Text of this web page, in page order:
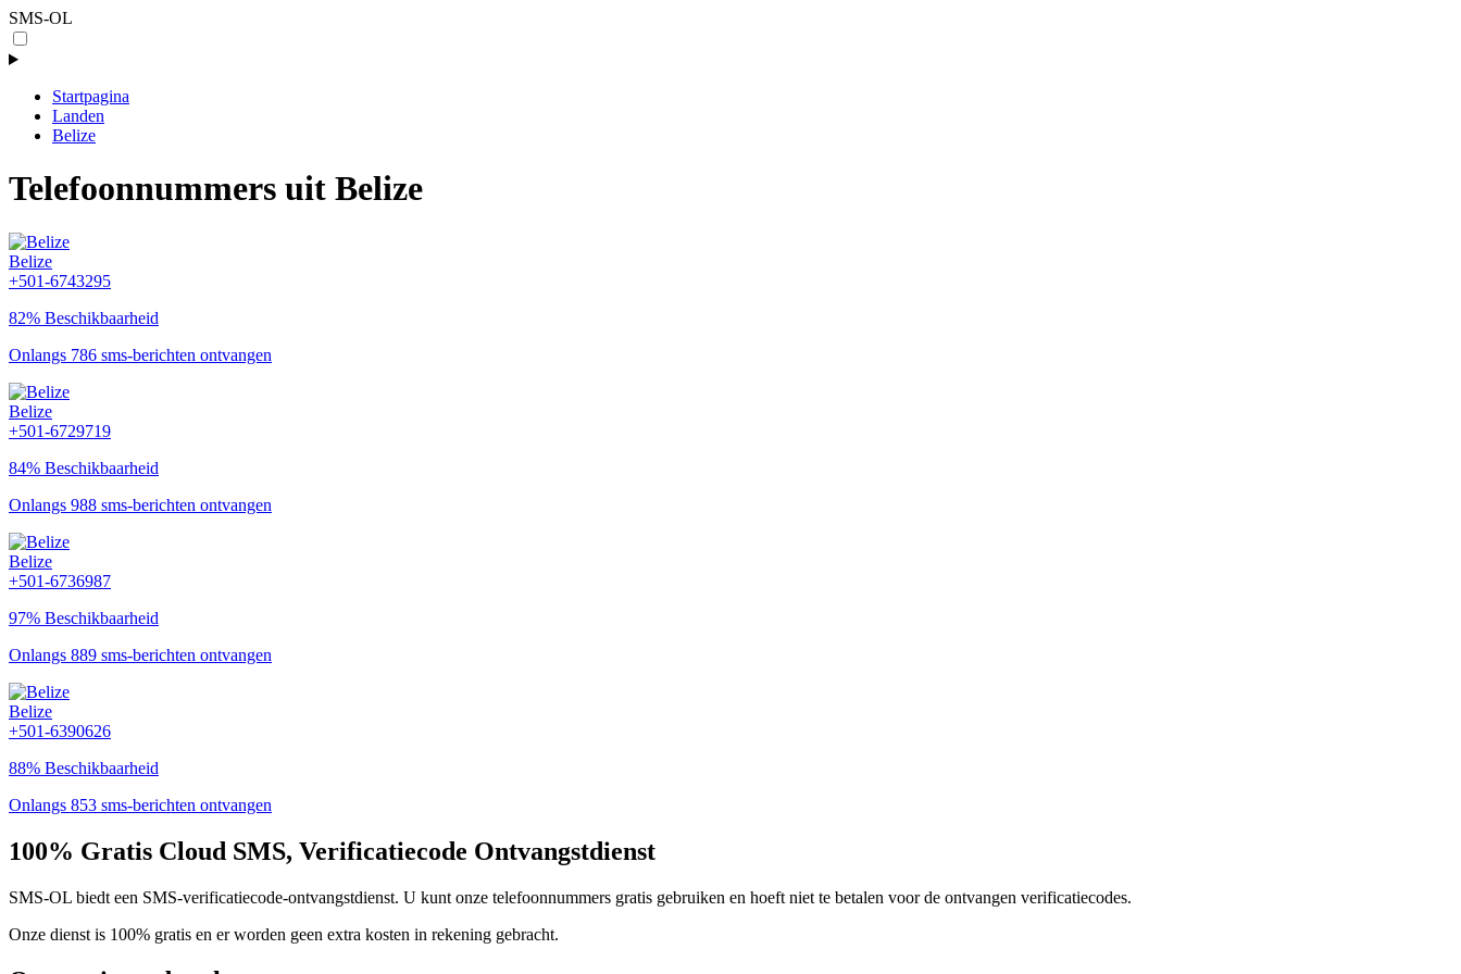
SMS-OL
Startpagina
Landen
Belize
Telefoonnummers uit Belize
Belize
+501-6743295
82% Beschikbaarheid
Onlangs 786 sms-berichten ontvangen
Belize
+501-6729719
84% Beschikbaarheid
Onlangs 988 sms-berichten ontvangen
Belize
+501-6736987
97% Beschikbaarheid
Onlangs 889 sms-berichten ontvangen
Belize
+501-6390626
88% Beschikbaarheid
Onlangs 853 sms-berichten ontvangen
100% Gratis Cloud SMS, Verificatiecode Ontvangstdienst
SMS-OL biedt een SMS-verificatiecode-ontvangstdienst. U kunt onze telefoonnummers gratis gebruiken en hoeft niet te betalen voor de ontvangen verificatiecodes.
Onze dienst is 100% gratis en er worden geen extra kosten in rekening gebracht.